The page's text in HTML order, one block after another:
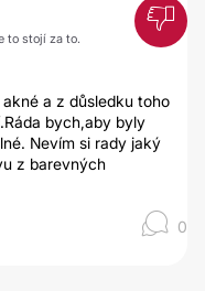
to stojí za to.
a z důsledku toho
bych,aby byly
Nevím si rady jaký
z barevných
0